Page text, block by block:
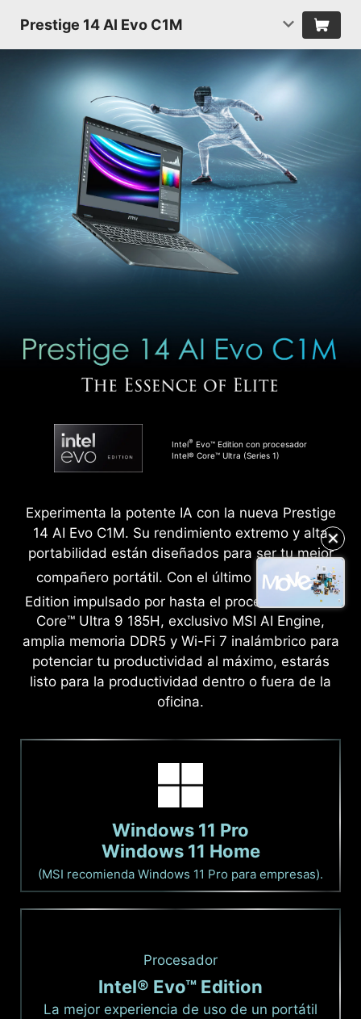
Prestige 14 AI Evo C1M
✕
Intel® Evo™ Edition con procesador
Intel® Core™ Ultra (Series 1)
Experimenta la potente IA con la nueva Prestige
14 AI Evo C1M. Su rendimiento extremo y alta
portabilidad están diseñados para ser tu mejor
compañero portátil. Con el último Intel ®Evo™
Edition impulsado por hasta el procesador Intel ®
Core™ Ultra 9 185H, exclusivo MSI AI Engine,
amplia memoria DDR5 y Wi-Fi 7 inalámbrico para
potenciar tu productividad al máximo, estarás
listo para la productividad dentro o fuera de la
oficina.
Windows 11 Pro
Windows 11 Home
(MSI recomienda Windows 11 Pro para empresas).
Procesador
Intel® Evo™ Edition
La mejor experiencia de uso de un portátil